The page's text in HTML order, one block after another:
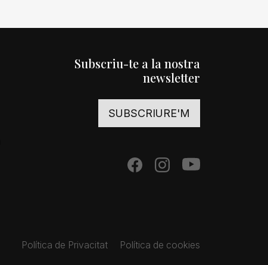
Subscriu-te a la nostra
newsletter
SUBSCRIURE'M
Política de Privacitat Política de cookies